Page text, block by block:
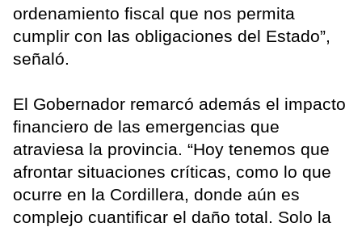
ordenamiento fiscal que nos permita
cumplir con las obligaciones del Estado”,
señaló.
El Gobernador remarcó además el impacto
financiero de las emergencias que
atraviesa la provincia. “Hoy tenemos que
afrontar situaciones críticas, como lo que
ocurre en la Cordillera, donde aún es
complejo cuantificar el daño total. Solo la